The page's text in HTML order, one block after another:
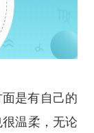
是有自己的
温柔，无论